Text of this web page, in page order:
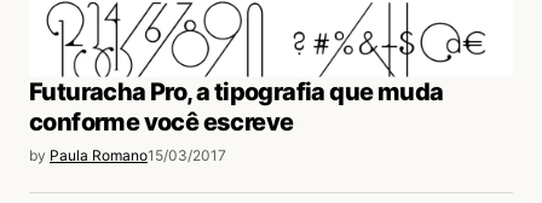
Futuracha Pro, a tipografia que muda
conforme você escreve
by Paula Romano15/03/2017